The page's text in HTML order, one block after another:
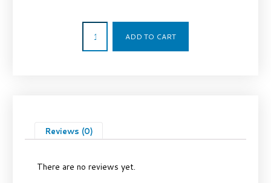
ADD TO CART
Reviews (0)
There are no reviews yet.